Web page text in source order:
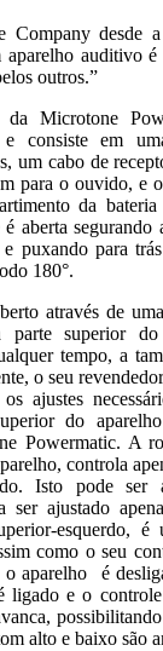
Company desde
auditivo
outros.”
Microtone
consiste em
um cabo de
para o ouvido, e
da
aberta
puxando para
180°.
através de
superior do
tempo, a
o seu
ajustes
do
Powermatic. A
controla
Isto pode ser
ser ajustado
esquerdo,
como o seu
o aparelho é
ligado e o
alto e baixo são